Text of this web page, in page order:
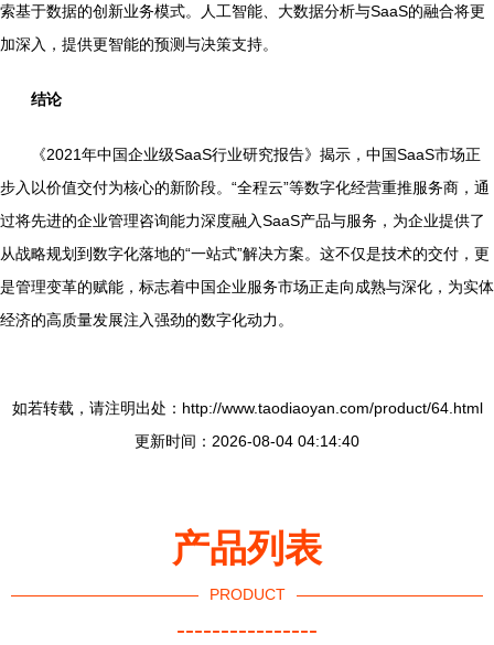
索基于数据的创新业务模式。人工智能、大数据分析与SaaS的融合将更
加深入，提供更智能的预测与决策支持。
结论
《2021年中国企业级SaaS行业研究报告》揭示，中国SaaS市场正
步入以价值交付为核心的新阶段。“全程云”等数字化经营重推服务商，通
过将先进的企业管理咨询能力深度融入SaaS产品与服务，为企业提供了
从战略规划到数字化落地的“一站式”解决方案。这不仅是技术的交付，更
是管理变革的赋能，标志着中国企业服务市场正走向成熟与深化，为实体
经济的高质量发展注入强劲的数字化动力。
如若转载，请注明出处：http://www.taodiaoyan.com/product/64.html
更新时间：2026-08-04 04:14:40
产品列表
PRODUCT
----------------